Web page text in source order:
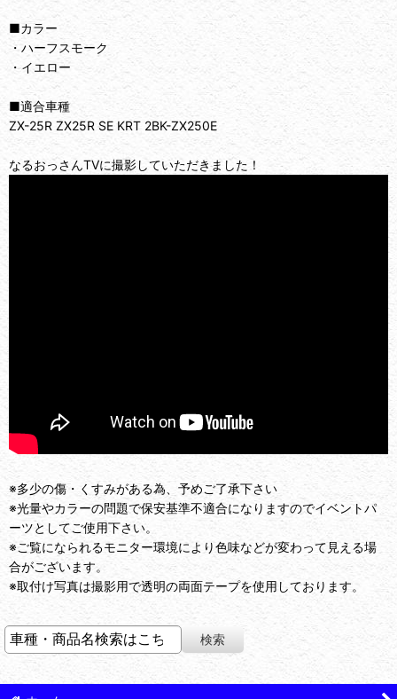
■カラー
・ハーフスモーク
・イエロー
■適合車種
ZX-25R ZX25R SE KRT 2BK-ZX250E
なるおっさんTVに撮影していただきました！
※多少の傷・くすみがある為、予めご了承下さい
※光量やカラーの問題で保安基準不適合になりますのでイベントパ
ーツとしてご使用下さい。
※ご覧になられるモニター環境により色味などが変わって見える場
合がございます。
※取付け写真は撮影用で透明の両面テープを使用しております。